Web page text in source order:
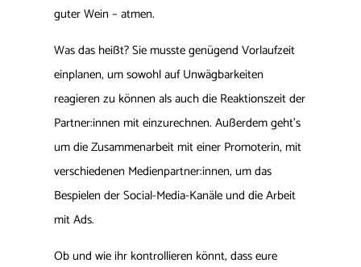
guter Wein – atmen.
Was das heißt? Sie musste genügend Vorlaufzeit
einplanen, um sowohl auf Unwägbarkeiten
reagieren zu können als auch die Reaktionszeit der
Partner:innen mit einzurechnen. Außerdem geht’s
um die Zusammenarbeit mit einer Promoterin, mit
verschiedenen Medienpartner:innen, um das
Bespielen der Social-Media-Kanäle und die Arbeit
mit Ads.
Ob und wie ihr kontrollieren könnt, dass eure